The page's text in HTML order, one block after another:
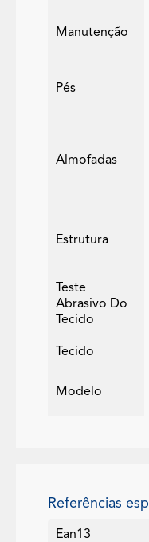
Manutenção
Pés
Almofadas
Estrutura
Teste
Abrasivo Do
Tecido
Tecido
Modelo
Referências
Ean13